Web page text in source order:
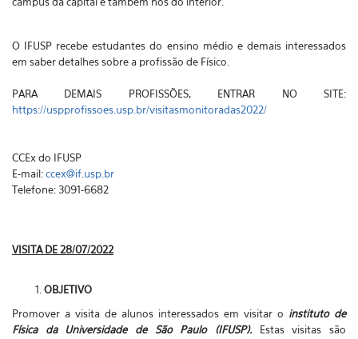
O IFUSP recebe estudantes do ensino médio e demais interessados
em saber detalhes sobre a profissão de Físico.
PARA DEMAIS PROFISSÕES, ENTRAR NO SITE:
https://uspprofissoes.usp.br/visitasmonitoradas2022/
CCEx do IFUSP
E-mail:ccex@if.usp.br
Telefone: 3091-6682
VISITA DE 28/07/2022
OBJETIVO
Promover a visita de alunos interessados em visitar o instituto de
Física da Universidade de São Paulo (IFUSP).
Estas visitas são